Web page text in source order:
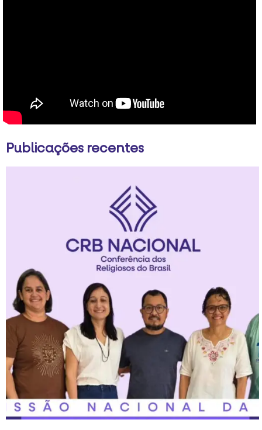
Publicações recentes